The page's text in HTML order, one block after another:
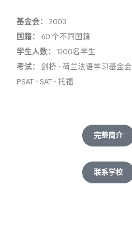
基金会： 2003
国籍： 60 个不同国籍
学生人数： 1200名学生
考试： 剑桥 - 荷兰法语学习基金会
PSAT - SAT - 托福
完整简介
联系学校